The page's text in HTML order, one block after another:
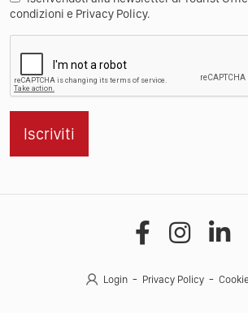
condizioni e Privacy Policy.
Iscriviti
Login Privacy Policy